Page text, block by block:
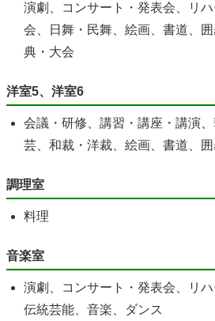
演劇、コンサート・発表会、リ
会、日舞・民舞、絵画、書道、
典・大会
洋室5、洋室6
会議・研修、講習・講座・講演
芸、和裁・洋裁、絵画、書道、
調理室
料理
音楽室
演劇、コンサート・発表会、リハ
伝統芸能、音楽、ダンス